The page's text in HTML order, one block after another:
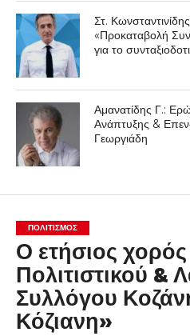
Στ.
«Προκαταβολή
για το
Αμανατίδης Γ.:
Ανάπτυξης &
Γεωργιάδη
ΠΟΛΙΤΙΣΜΌΣ
Ο ετήσιος
Πολιτιστικού &
Συλλόγου
Κόζιανη»